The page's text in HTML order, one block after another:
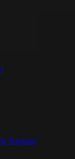
Territoire